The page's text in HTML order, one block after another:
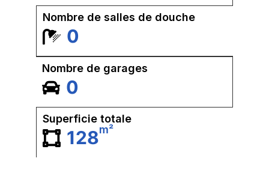
Nombre de salles de douche
0
Nombre de garages
0
Superficie totale
128m²